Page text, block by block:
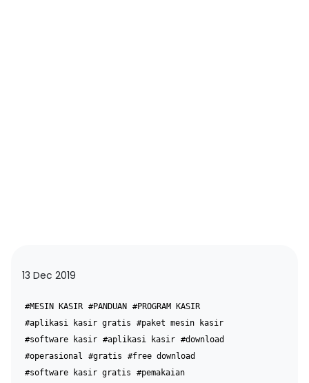
13 Dec 2019
#MESIN KASIR #PANDUAN #PROGRAM KASIR
#aplikasi kasir gratis
#paket mesin kasir
#software kasir #aplikasi kasir #download
#operasional
#gratis
#free download
#software kasir gratis
#pemakaian